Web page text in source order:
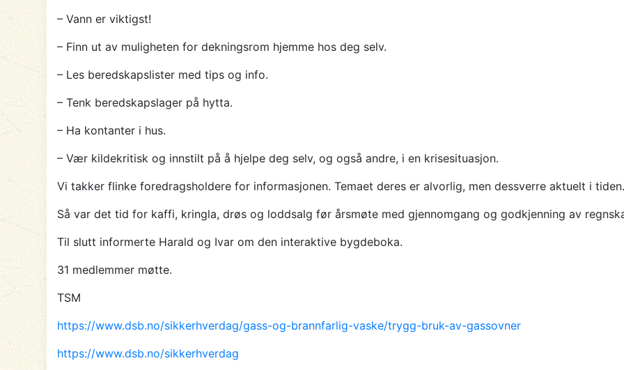
– Vann er viktigst!
– Finn ut av muligheten for dekningsrom hjemme hos deg selv.
– Les beredskapslister med tips og info.
– Tenk beredskapslager på hytta.
– Ha kontanter i hus.
– Vær kildekritisk og innstilt på å hjelpe deg selv, og også andre, i en krisesituasjon.
Vi takker flinke foredragsholdere for informasjonen. Temaet deres er alvorlig, men dessverre aktuelt i
Så var det tid for kaffi, kringla, drøs og loddsalg før årsmøte med gjennomgang og godkjenning av
Til slutt informerte Harald og Ivar om den interaktive bygdeboka.
31 medlemmer møtte.
TSM
https://www.dsb.no/sikkerhverdag/gass-og-brannfarlig-vaske/trygg-bruk-av-gassovner
https://www.dsb.no/sikkerhverdag